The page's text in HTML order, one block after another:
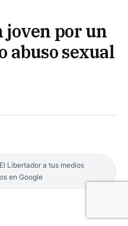
joven por un
abuso sexual
Libertador a tus medios
en Google